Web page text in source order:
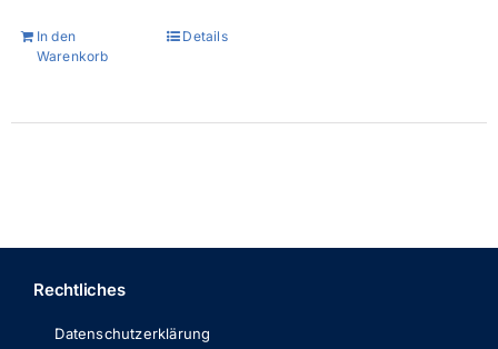
In den
Warenkorb
Details
Rechtliches
Datenschutzerklärung